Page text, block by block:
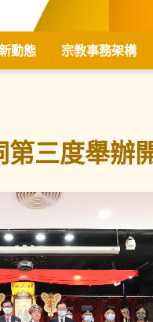
動態 宗教事務架構
三度舉辦